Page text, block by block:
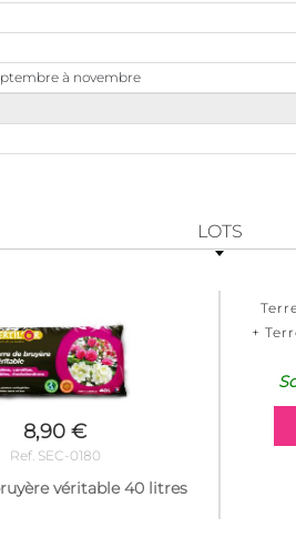
à novembre
LOTS
8,90 €
Ref. SEC-0180
véritable 40 litres
+